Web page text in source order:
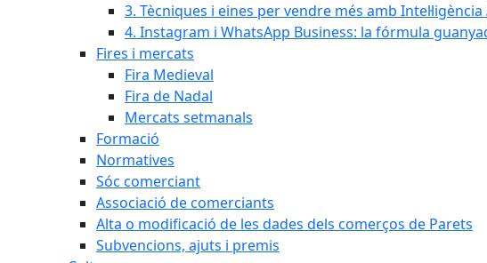
3. Tècniques i eines per vendre més amb
4. Instagram i WhatsApp Business: la fórmula
Fires i mercats
Fira Medieval
Fira de Nadal
Mercats setmanals
Formació
Normatives
Sóc comerciant
Associació de comerciants
Alta o modificació de les dades dels comerços de Parets
Subvencions, ajuts i premis